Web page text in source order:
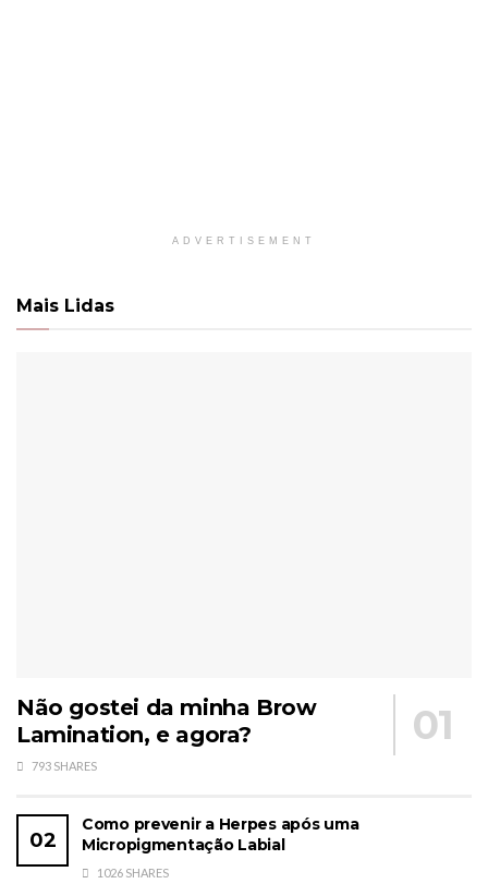
ADVERTISEMENT
Mais Lidas
Não gostei da minha Brow
Lamination, e agora?
793 SHARES
Como prevenir a Herpes após uma
Micropigmentação Labial
1026 SHARES